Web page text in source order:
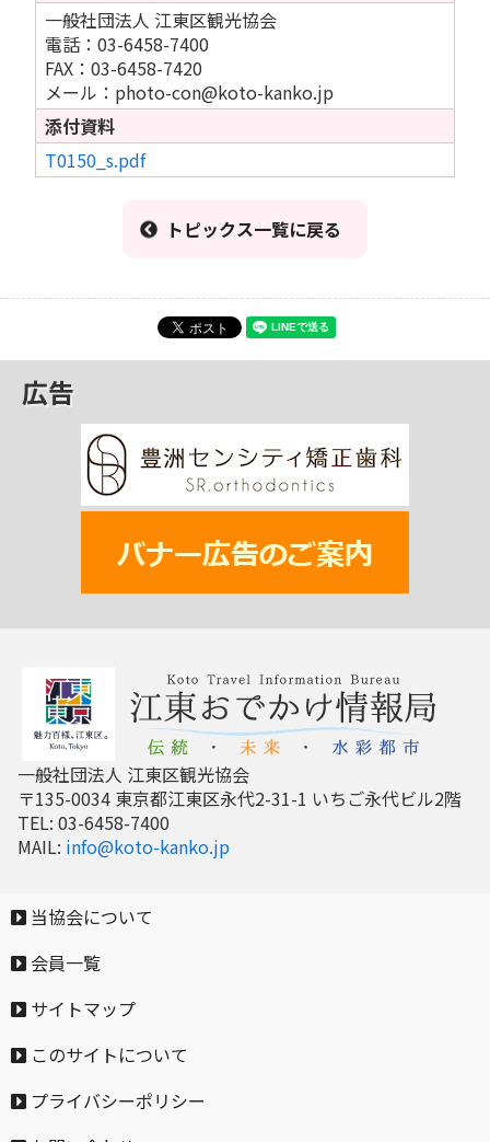
一般社団法人 江東区観光協会
電話：03-6458-7400
FAX：03-6458-7420
メール：photo-con@koto-kanko.jp
添付資料
T0150_s.pdf
トピックス一覧に戻る
広告
一般社団法人 江東区観光協会
〒135-0034 東京都江東区永代2-31-1 いちご永代ビル2階
TEL: 03-6458-7400
MAIL: info@koto-kanko.jp
当協会について
会員一覧
サイトマップ
このサイトについて
プライバシーポリシー